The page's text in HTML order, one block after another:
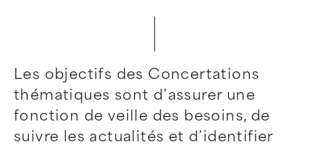
Les objectifs des Concertations
thématiques sont d’assurer une
fonction de veille des besoins, de
suivre les actualités et d’identifier